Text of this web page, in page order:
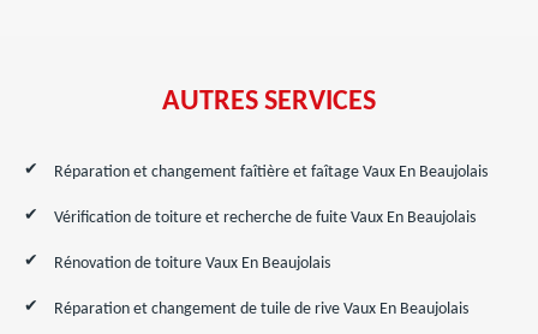
AUTRES SERVICES
Réparation et changement faîtière et faîtage Vaux En Beaujolais
Vérification de toiture et recherche de fuite Vaux En Beaujolais
Rénovation de toiture Vaux En Beaujolais
Réparation et changement de tuile de rive Vaux En Beaujolais